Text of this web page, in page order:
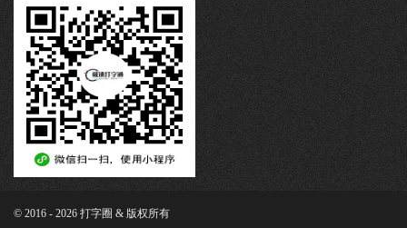
© 2016 - 2026 打字圈 & 版权所有